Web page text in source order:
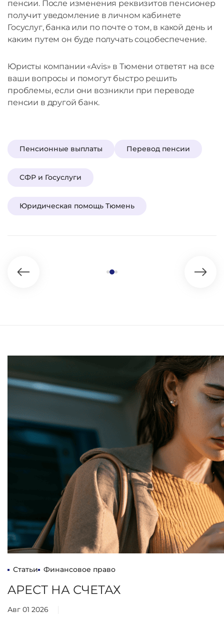
пенсии. После изменения реквизитов пенсионер
получит уведомление в личном кабинете
Госуслуг, банка или по почте о том, в какой день и
каким путем он буде получать соцобеспечение.
Юристы компании «Avis» в Тюмени ответят на все
ваши вопросы и помогут быстро решить
проблемы, если они возникли при переводе
пенсии в другой банк.
Пенсионные выплаты Перевод пенсии
СФР и Госуслуги
Юридическая помощь Тюмень
Статьи Финансовое право
AРЕСТ НА СЧЕТАХ
Авг 01 2026